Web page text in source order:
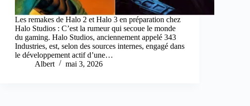
Les remakes de Halo 2 et Halo 3 en préparation chez
Halo Studios : C’est la rumeur qui secoue le monde
du gaming. Halo Studios, anciennement appelé 343
Industries, est, selon des sources internes, engagé dans
le développement actif d’une…
Albert
mai 3, 2026